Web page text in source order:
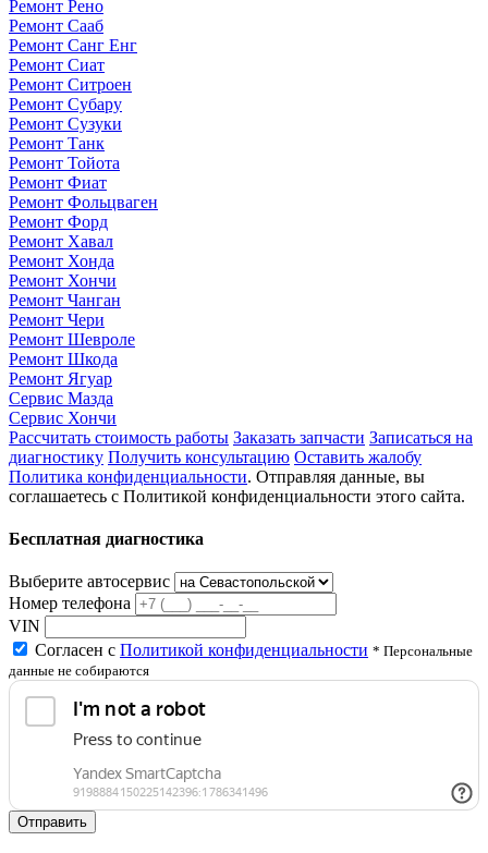
Ремонт Рено
Ремонт Сааб
Ремонт Санг Енг
Ремонт Сиат
Ремонт Ситроен
Ремонт Субару
Ремонт Сузуки
Ремонт Танк
Ремонт Тойота
Ремонт Фиат
Ремонт Фольцваген
Ремонт Форд
Ремонт Хавал
Ремонт Хонда
Ремонт Хончи
Ремонт Чанган
Ремонт Чери
Ремонт Шевроле
Ремонт Шкода
Ремонт Ягуар
Сервис Мазда
Сервис Хончи
Рассчитать стоимость работы Заказать запчасти Записаться на
диагностику Получить консультацию Оставить жалобу
Политика конфиденциальности. Отправляя данные, вы
соглашаетесь с Политикой конфиденциальности этого сайта.
Бесплатная диагностика
Выберите автосервис
Номер телефона
VIN
Согласен с Политикой конфиденциальности * Персональные
данные не собираются
Отправить